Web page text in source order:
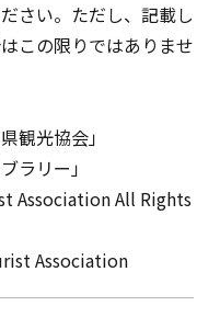
さい。ただし、記載し
この限りではありませ
観光協会」
ラリー」
Association All Rights
Association